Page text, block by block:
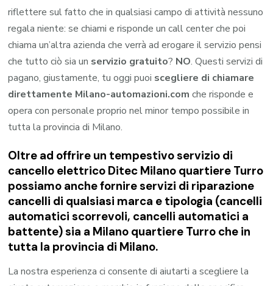
riflettere sul fatto che in qualsiasi campo di attività nessuno
regala niente: se chiami e risponde un call center che poi
chiama un’altra azienda che verrà ad erogare il servizio pensi
che tutto ciò sia un servizio gratuito? NO. Questi servizi di
pagano, giustamente, tu oggi puoi scegliere di chiamare
direttamente Milano-automazioni.com che risponde e
opera con personale proprio nel minor tempo possibile in
tutta la provincia di Milano.
Oltre ad offrire un tempestivo servizio di
cancello elettrico Ditec Milano quartiere Turro
possiamo anche fornire servizi di riparazione
cancelli di qualsiasi marca e tipologia (cancelli
automatici scorrevoli, cancelli automatici a
battente) sia a Milano quartiere Turro che in
tutta la provincia di Milano.
La nostra esperienza ci consente di aiutarti a scegliere la